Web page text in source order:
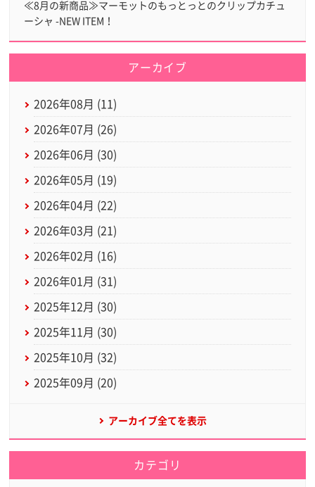
≪8月の新商品≫マーモットのもっとっとのクリップカチュ
ーシャ -NEW ITEM！
アーカイブ
2026年08月 (11)
2026年07月 (26)
2026年06月 (30)
2026年05月 (19)
2026年04月 (22)
2026年03月 (21)
2026年02月 (16)
2026年01月 (31)
2025年12月 (30)
2025年11月 (30)
2025年10月 (32)
2025年09月 (20)
アーカイブ全てを表示
カテゴリ